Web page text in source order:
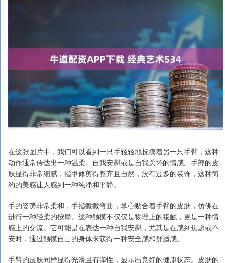
在这张图片中，我们可以看到一只手轻轻地抚摸着另一只手臂，这种
动作通常传达出一种温柔、自我安慰或是自我关怀的情感。手部的皮
肤显得非常细腻，指甲修剪得整齐且自然，没有过多的装饰，这种简
约的美感让人感到一种纯净和平静。
手的姿势非常柔和，手指微微弯曲，掌心贴合着手臂的皮肤，仿佛在
进行一种轻柔的按摩。这种触摸不仅仅是物理上的接触，更是一种情
感上的交流。它可能是在表达一种自我安慰，尤其是在感到焦虑或不
安时，通过触摸自己的身体来获得一种安全感和舒适感。
手臂的皮肤同样显得光滑且有弹性，显示出良好的健康状态。皮肤的